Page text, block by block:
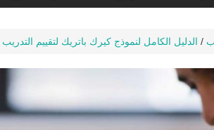
/ الدليل الكامل لنموذج كيرك باتريك لتقييم التدريب